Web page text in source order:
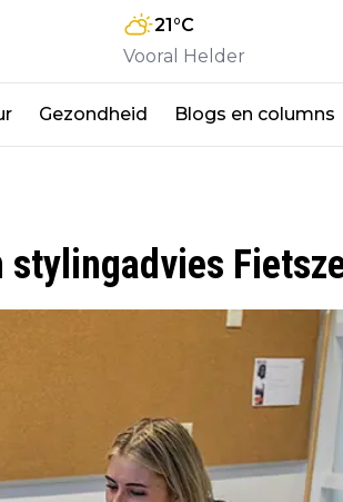
21°C
Vooral Helder
Gezondheid Blogs en columns